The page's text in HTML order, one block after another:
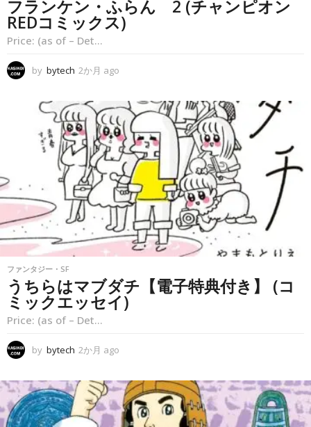
フランケン・ふらん 2 (チャンピオン
REDコミックス)
Price: (as of – Det...
by bytech 2か月 ago
a
g
o
ファンタジー・SF
うちらはマブダチ【電子特典付き】 (コ
ミックエッセイ)
Price: (as of – Det...
by bytech 2か月 ago
a
g
o